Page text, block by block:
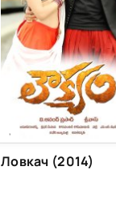
[xfgiven_season]
,[/xfgiven_season]
Ловкач (2014)